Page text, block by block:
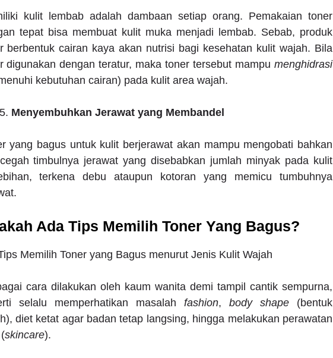
kulit lembab adalah dambaan setiap orang. Pemakaian toner
tepat bisa membuat kulit muka menjadi lembab. Sebab, produk
berbentuk cairan kaya akan nutrisi bagi kesehatan kulit wajah. Bila
digunakan dengan teratur, maka toner tersebut mampu menghidrasi
kebutuhan cairan) pada kulit area wajah.
Menyembuhkan Jerawat yang Membandel
yang bagus untuk kulit berjerawat akan mampu mengobati bahkan
timbulnya jerawat yang disebabkan jumlah minyak pada kulit
terkena debu ataupun kotoran yang memicu tumbuhnya
Ada Tips Memilih Toner Yang Bagus?
cara dilakukan oleh kaum wanita demi tampil cantik sempurna,
selalu memperhatikan masalah fashion, body shape(bentuk
diet ketat agar badan tetap langsing, hingga melakukan perawatan
skincare).